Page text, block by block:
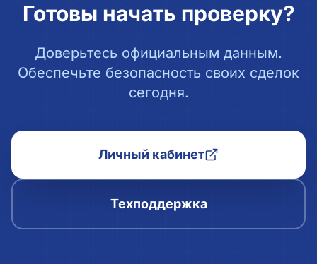
Готовы начать проверку?
Доверьтесь официальным данным.
Обеспечьте безопасность своих сделок
сегодня.
Личный кабинет
Техподдержка